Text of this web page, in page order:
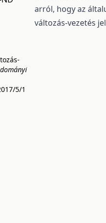
5/1
arról, hogy az
változás-vezetés